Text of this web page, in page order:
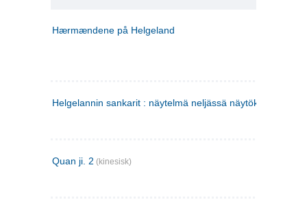
Hærmændene på Helgeland
Helgelannin sankarit : näytelmä neljässä näytöksessä
Quan ji. 2 (kinesisk)